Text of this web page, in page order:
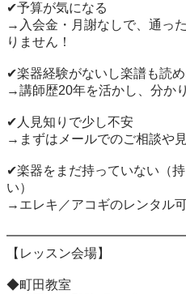
✔予算が気になる
→入会金・月謝なしで、通っ
りません！
✔楽器経験がないし楽譜も読
→講師歴20年を活かし、分か
✔人見知りで少し不安
→まずはメールでのご相談や
✔楽器をまだ持っていない（
い）
→エレキ／アコギのレンタル可
【レッスン会場】
◆町田教室